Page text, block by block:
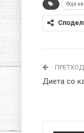
боја
Диета со